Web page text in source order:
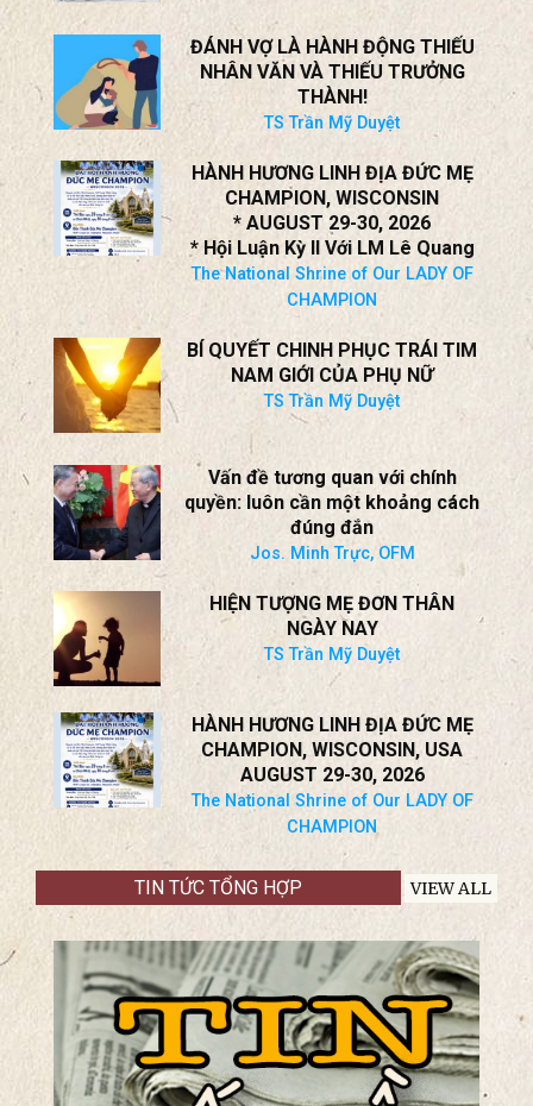
CHA MẸ SỬA PHẠT HAY BẠO
HÀNH CON CÁI?
TS Trần Mỹ Duyệt
ĐÁNH VỢ LÀ HÀNH ĐỘNG THIẾU
NHÂN VĂN VÀ THIẾU TRƯỞNG
THÀNH!
TS Trần Mỹ Duyệt
HÀNH HƯƠNG LINH ĐỊA ĐỨC MẸ
CHAMPION, WISCONSIN
* AUGUST 29-30, 2026
* Hội Luận Kỳ II Với LM Lê Quang
The National Shrine of Our LADY OF
BÍ QUYẾT CHINH PHỤC TRÁI TIM
NAM GIỚI CỦA PHỤ NỮ
TS Trần Mỹ Duyệt
Vấn đề tương quan với chính
quyền: luôn cần một khoảng cách
đúng đắn
Jos. Minh Trực, OFM
HIỆN TƯỢNG MẸ ĐƠN THÂN
NGÀY NAY
TS Trần Mỹ Duyệt
HÀNH HƯƠNG LINH ĐỊA ĐỨC MẸ
CHAMPION, WISCONSIN, USA
AUGUST 29-30, 2026
The National Shrine of Our LADY OF
CHAMPION
TIN TỨC TỔNG HỢP VIEW ALL